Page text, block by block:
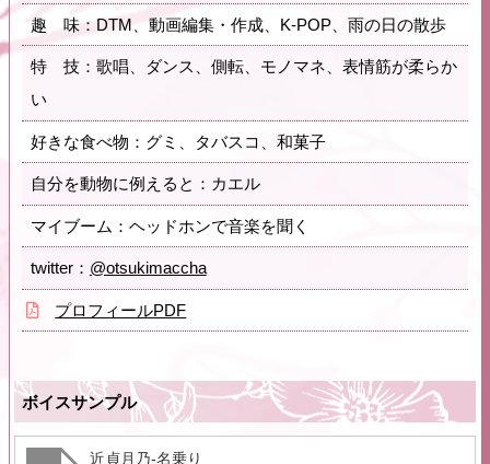
趣 味：DTM、動画編集・作成、K-POP、雨の日の散歩
特 技：歌唱、ダンス、側転、モノマネ、表情筋が柔らか
い
好きな食べ物：グミ、タバスコ、和菓子
自分を動物に例えると：カエル
マイブーム：ヘッドホンで音楽を聞く
twitter： @otsukimaccha
プロフィールPDF
ボイスサンプル
近貞月乃-名乗り